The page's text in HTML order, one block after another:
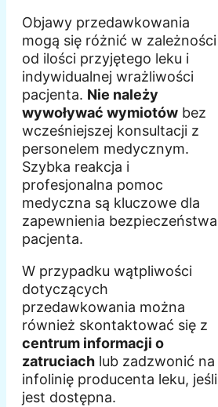
Objawy przedawkowania
mogą się różnić w zależności
od ilości przyjętego leku i
indywidualnej wrażliwości
pacjenta. Nie należy
wywoływać wymiotów bez
wcześniejszej konsultacji z
personelem medycznym.
Szybka reakcja i
profesjonalna pomoc
medyczna są kluczowe dla
zapewnienia bezpieczeństwa
pacjenta.
W przypadku wątpliwości
dotyczących
przedawkowania można
również skontaktować się z
centrum informacji o
zatruciach lub zadzwonić na
infolinię producenta leku, jeśli
jest dostępna.